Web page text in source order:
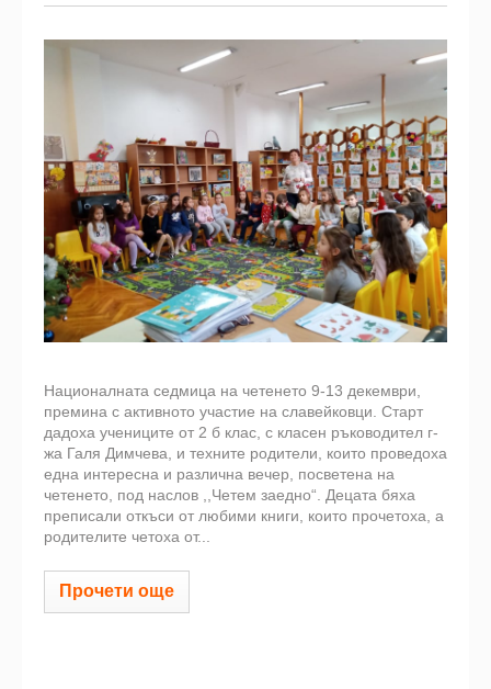
Националната седмица на четенето 9-13 декември,
премина с активното участие на славейковци. Старт
дадоха учениците от 2 б клас, с класен ръководител г-
жа Галя Димчева, и техните родители, които проведоха
една интересна и различна вечер, посветена на
четенето, под наслов ,,Четем заедно“. Децата бяха
преписали откъси от любими книги, които прочетоха, а
родителите четоха от...
Прочети още